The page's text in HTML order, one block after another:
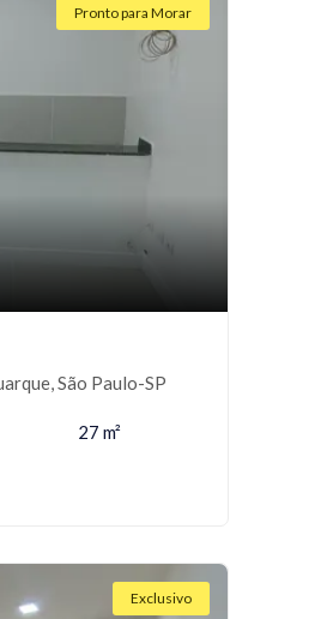
Pronto para Morar
São Paulo-SP
27 m²
Exclusivo